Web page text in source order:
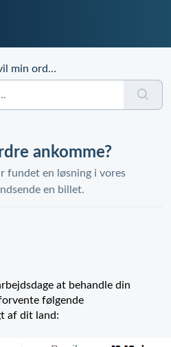
ankomme?
ankomme?
fundet en løsning i vores
en billet.
at behandle din
følgende
af dit land: